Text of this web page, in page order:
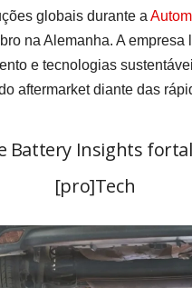
globais durante a
na Alemanha. A
e tecnologias
aftermarket diante das
Battery Insights
[pro]Tech